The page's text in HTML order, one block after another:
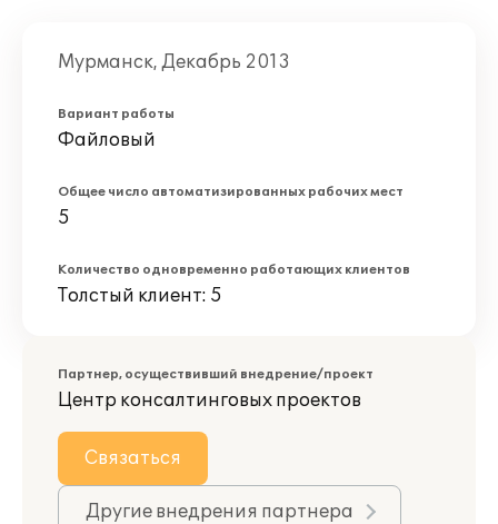
Мурманск, Декабрь 2013
Вариант работы
Файловый
Общее число автоматизированных рабочих мест
5
Количество одновременно работающих клиентов
Толстый клиент: 5
Партнер, осуществивший внедрение/проект
Центр консалтинговых проектов
Связаться
Другие внедрения партнера